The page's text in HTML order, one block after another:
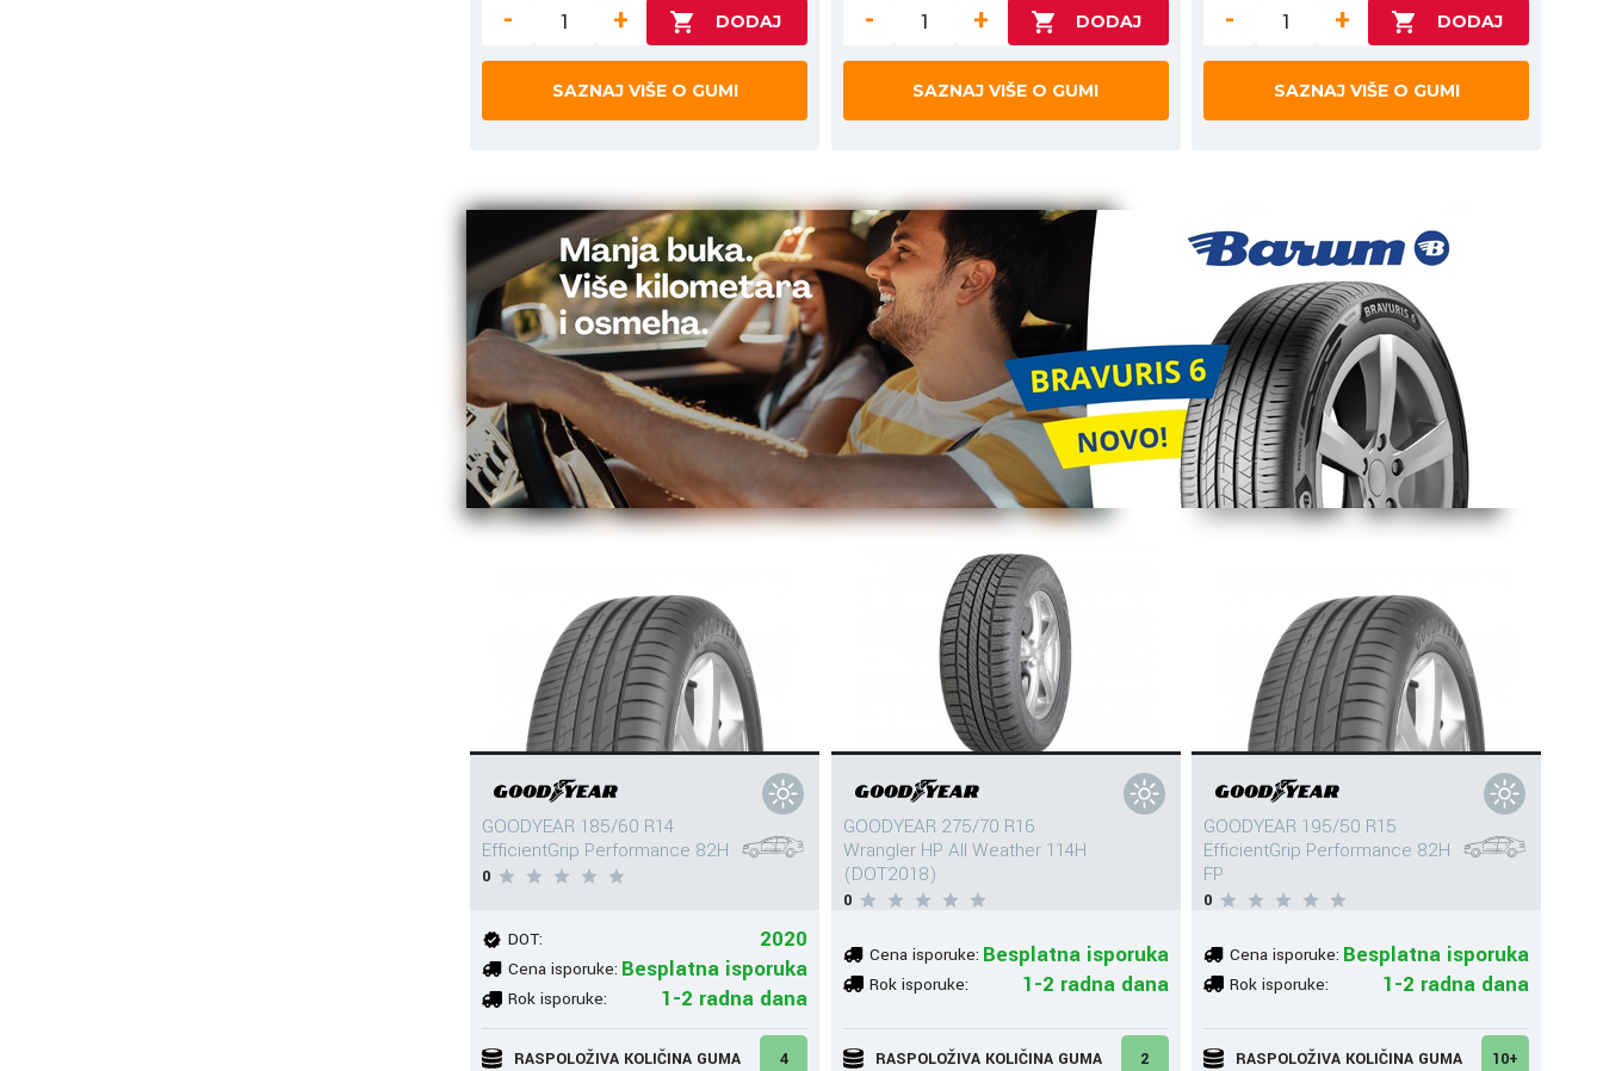
- +
SAZNAJ VIŠE O GUMI
- +
SAZNAJ VIŠE O GUMI
- +
SAZNAJ VIŠE O GUMI
GOODYEAR 185/60 R14
EfficientGrip Performance 82H
0
DOT: 2020
Cena isporuke: Besplatna isporuka
Rok isporuke: 1-2 radna dana
RASPOLOŽIVA KOLIČINA GUMA 4
GOODYEAR 275/70 R16
Wrangler HP All Weather 114H
(DOT2018)
0
Cena isporuke: Besplatna isporuka
Rok isporuke: 1-2 radna dana
RASPOLOŽIVA KOLIČINA GUMA 2
GOODYEAR 195/50 R15
EfficientGrip Performance 82H
FP
0
Cena isporuke: Besplatna isporuka
Rok isporuke: 1-2 radna dana
RASPOLOŽIVA KOLIČINA GUMA 10+